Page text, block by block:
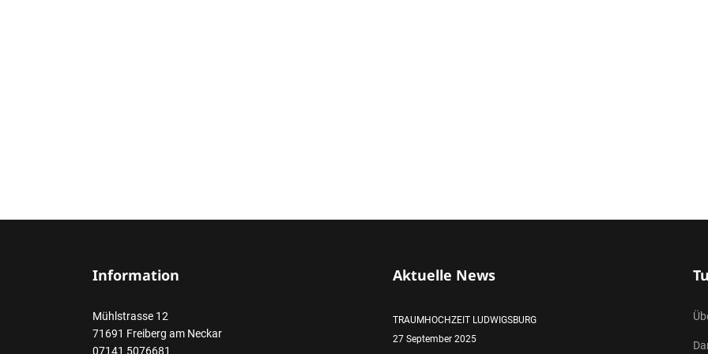
Information
Mühlstrasse 12
71691 Freiberg am Neckar
07141 5076681
Aktuelle News
TRAUMHOCHZEIT LUDWIGSBURG
27 September 2025